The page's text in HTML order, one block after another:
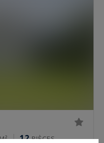
12PIÈCES